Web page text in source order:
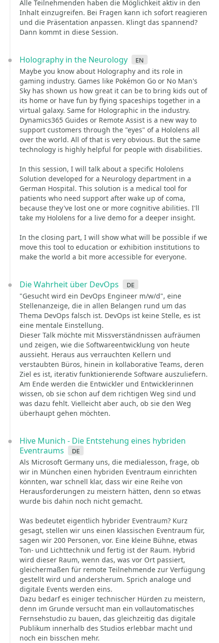
Alle Teilnehmenden haben die Möglichkeit aktiv in den
Inhalt einzugreifen. Bei Fragen kann ich sofort reagieren
und die Präsentation anpassen. Klingt das spannend?
Dann kommt in diese Session.
Holography in the Neurology en
Maybe you know about Holography and its role in
gaming industry. Games like Pokémon Go or No Man's
Sky has shown us how great it can be to bring kids out of
its home or have fun by flying spaceships together in a
virtual galaxy. Same for Holographic in the industry.
Dynamics365 Guides or Remote Assist is a new way to
support customers through the "eyes" of a Hololens all
over the world. All of that is very obvious. But the same
technology is highly helpful for people with disabilities.
In this session, I will talk about a specific Hololens
Solution developed for a Neurology department in a
German Hospital. This solution is a medical tool for
patients who need support after wake up of coma,
because they've lost one or more cognitive abilities. I'll
take my Hololens for a live demo for a deeper insight.
In the closing part, I will show what will be possible if we
move this tool to education or exhibition institutions to
make the world a bit more accessible for everyone.
Die Wahrheit über DevOps de
"Gesucht wird ein DevOps Engineer m/w/d", eine
Stellenanzeige, die in allen Belangen rund um das
Thema DevOps falsch ist. DevOps ist keine Stelle, es ist
eine mentale Einstellung.
Dieser Talk möchte mit Missverständnissen aufräumen
und zeigen, wie die Softwareentwicklung von heute
aussieht. Heraus aus verrauchten Kellern und
verstaubten Büros, hinein in kollaborative Teams, deren
Ziel es ist, iterativ funktionierende Software auszuliefern.
Am Ende werden die Entwickler und Entwicklerinnen
wissen, ob sie schon auf dem richtigen Weg sind und
was dazu fehlt. Vielleicht aber auch, ob sie den Weg
überhaupt gehen möchten.
Hive Munich - Die Entstehung eines hybriden
Eventraums
de
Als Microsoft Germany uns, die medialesson, frage, ob
wir in München einen hybriden Eventraum einrichten
könnten, war schnell klar, dass wir eine Reihe von
Herausforderungen zu meistern hätten, denn so etwas
wurde bis dahin noch nicht gemacht.
Was bedeutet eigentlich hybrider Eventraum? Kurz
gesagt, stellen wir uns einen klassischen Eventraum für,
sagen wir 200 Personen, vor. Eine kleine Bühne, etwas
Ton- und Lichttechnik und fertig ist der Raum. Hybrid
wird dieser Raum, wenn das, was vor Ort passiert,
gleichermaßen für remote Teilnehmende zur Verfügung
gestellt wird und andersherum. Sprich analoge und
digitale Events werden eins.
Dazu bedarf es einiger technischer Hürden zu meistern,
denn im Grunde versucht man ein vollautomatisches
Fernsehstudio zu bauen, das gleichzeitig das digitale
Publikum innerhalb des Studios erlebbar macht und
noch ein bisschen mehr.